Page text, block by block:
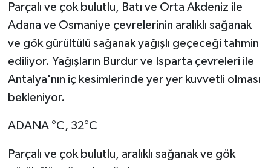
Parçalı ve çok bulutlu, Batı ve Orta Akdeniz ile
Adana ve Osmaniye çevrelerinin aralıklı sağanak
ve gök gürültülü sağanak yağışlı geçeceği tahmin
ediliyor. Yağışların Burdur ve Isparta çevreleri ile
Antalya'nın iç kesimlerinde yer yer kuvvetli olması
bekleniyor.
ADANA °C, 32°C
Parçalı ve çok bulutlu, aralıklı sağanak ve gök